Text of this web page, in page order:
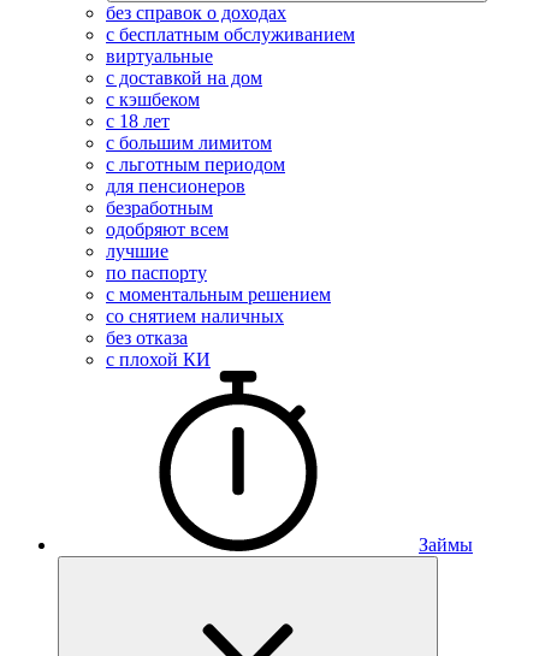
без справок о доходах
с бесплатным обслуживанием
виртуальные
с доставкой на дом
с кэшбеком
с 18 лет
с большим лимитом
с льготным периодом
для пенсионеров
безработным
одобряют всем
лучшие
по паспорту
с моментальным решением
со снятием наличных
без отказа
с плохой КИ
Займы